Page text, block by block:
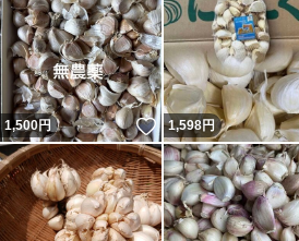
1,500円 いいね！
1,598円